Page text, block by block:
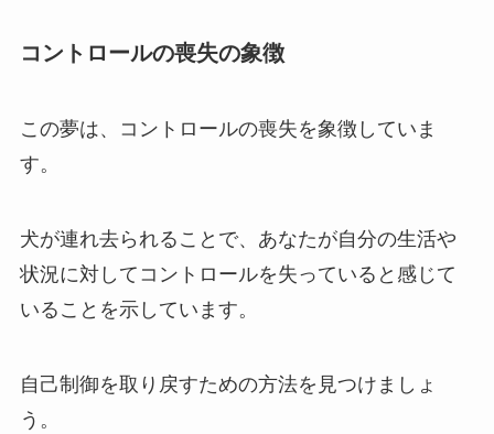
コントロールの喪失の象徴
この夢は、コントロールの喪失を象徴していま
す。
犬が連れ去られることで、あなたが自分の生活や
状況に対してコントロールを失っていると感じて
いることを示しています。
自己制御を取り戻すための方法を見つけましょ
う。